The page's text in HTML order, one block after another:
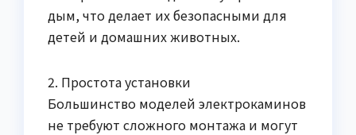
дым, что делает их безопасными для
детей и домашних животных.
2. Простота установки
Большинство моделей электрокаминов
не требуют сложного монтажа и могут